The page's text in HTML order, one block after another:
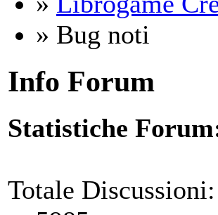
» Bug noti
Info Forum
Statistiche
Totale Discussioni: